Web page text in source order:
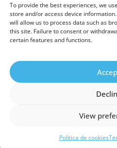
To provide the best experiences, we
store and/or access device
will allow us to process data such as
this site. Failure to consent or
certain features and functions.
View
Política de cookies
© Copyright SALUC S.A.
Website managed by